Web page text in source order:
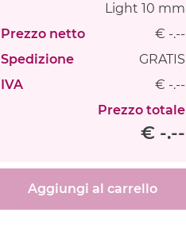
Light 10 mm
Prezzo netto
€ -.--
Spedizione
GRATIS
IVA
€ -.--
Prezzo totale
€ -.--
Aggiungi al carrello